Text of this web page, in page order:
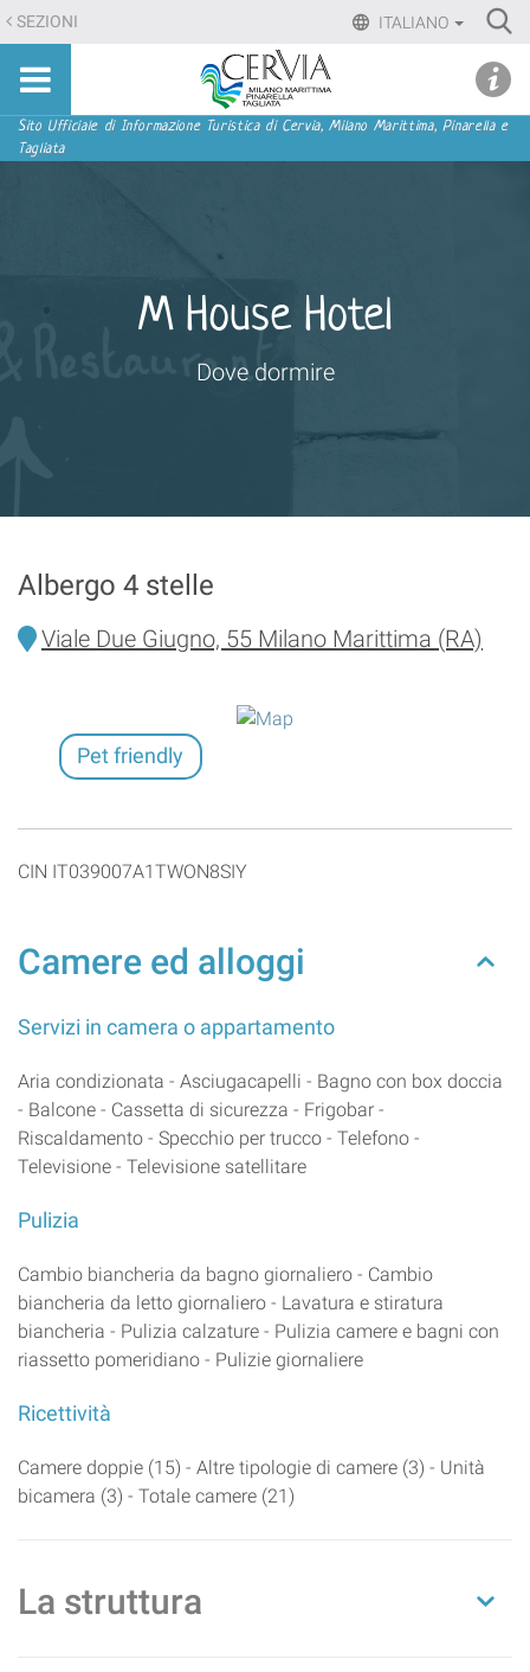
Salta
ai
contenuti.
Salta
alla
ITALIANO
SEZIONI
Sito
turistico
ufficiale
Pinarella,
Tagliata
Sezioni
Sito Ufficiale di Informazione Turistica di Cervia, Milano Marittima, Pinarella e
Tagliata
M House Hotel
Dove dormire
Albergo 4 stelle
Viale Due Giugno, 55 Milano Marittima (RA)
Pet friendly
CIN IT039007A1TWON8SIY
Camere ed alloggi
Servizi in camera o appartamento
Aria condizionata - Asciugacapelli - Bagno con box doccia
- Balcone - Cassetta di sicurezza - Frigobar -
Riscaldamento - Specchio per trucco - Telefono -
Televisione - Televisione satellitare
Pulizia
Cambio biancheria da bagno giornaliero - Cambio
biancheria da letto giornaliero - Lavatura e stiratura
biancheria - Pulizia calzature - Pulizia camere e bagni con
riassetto pomeridiano - Pulizie giornaliere
Ricettività
Camere doppie (15) - Altre tipologie di camere (3) - Unità
bicamera (3) - Totale camere (21)
La struttura
menu